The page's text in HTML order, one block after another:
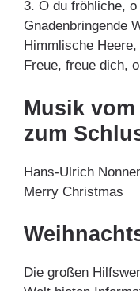
3. O du fröhliche, o
Gnadenbringende
Himmlische
Freue, freue dich,
Musik
zum
Hans-Ulrich
Merry Christmas
Die großen